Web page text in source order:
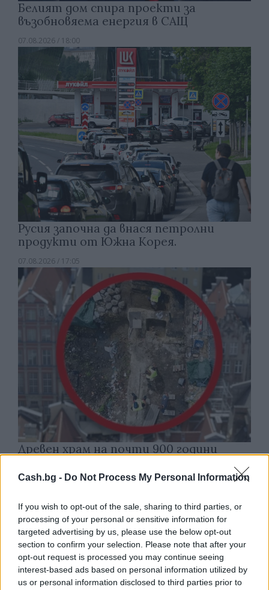
Cash.bg - Do Not Process My Personal Information
If you wish to opt-out of the sale, sharing to third parties, or
processing of your personal or sensitive information for
targeted advertising by us, please use the below opt-out
section to confirm your selection. Please note that after your
opt-out request is processed you may continue seeing
interest-based ads based on personal information utilized by
us or personal information disclosed to third parties prior to
Белият дом спира проекти за
възобновяема енергия в САЩ
07.08.2026 / 18:00
Русия започна да внася петролни
продукти от Южна Корея.
07.08.2026 / 17:05
Древен храм на почти 900 години
Полша